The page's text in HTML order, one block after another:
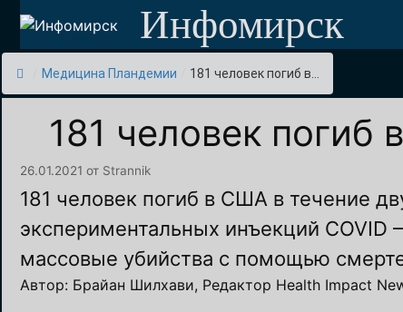
Перейти
содержимому
Инфомирск
Медицина Пландемии 181 человек погиб в...
181 человек
26.01.2021 от Strannik
181 человек погиб в США в течение
экспериментальных инъекций
массовые убийства с помощью
Автор: Брайан Шилхави, Редактор Health Impact